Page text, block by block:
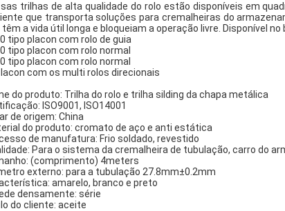
trilhas de alta qualidade do rolo estão disponíveis em
que transporta soluções para cremalheiras do
têm a vida útil longa e bloqueiam a operação livre. Disponível
tipo placon com rolo de guia
tipo placon com rolo normal
tipo placon com rolo normal
com os multi rolos direcionais
do produto: Trilha do rolo e trilha silding da chapa metálica
ISO9001, ISO14001
de origem: China
do produto: cromato de aço e anti estática
de manufatura: Frio soldado, revestido
Para o sistema da cremalheira de tubulação, carro do
(comprimento) 4meters
externo: para a tubulação 27.8mm±0.2mm
amarelo, branco e preto
densamente: série
do cliente: aceite